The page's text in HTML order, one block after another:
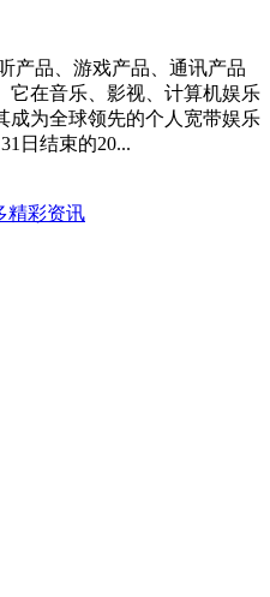
产品、游戏产品、通讯产品
它在音乐、影视、计算机娱乐
成为全球领先的个人宽带娱乐
日结束的20...
精彩资讯